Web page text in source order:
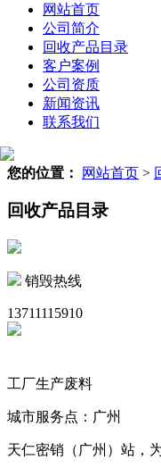
网站首页
公司简介
回收产品目录
客户案例
公司资质
新闻资讯
联系我们
您的位置： 网站首页 >
回收产品目录
销毁热线
13711115910
工厂生产废料
城市服务点：广州
天仁密销（广州）站，